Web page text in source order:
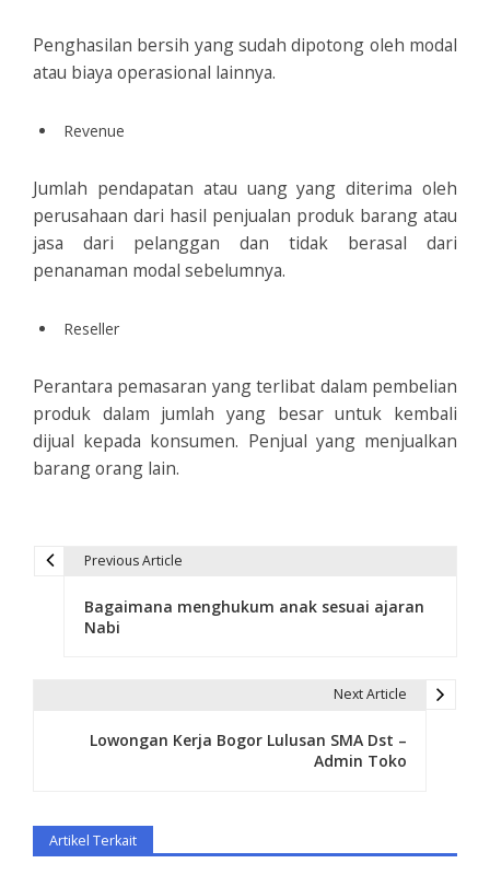
Penghasilan bersih yang sudah dipotong oleh modal
atau biaya operasional lainnya.
Revenue
Jumlah pendapatan atau uang yang diterima oleh
perusahaan dari hasil penjualan produk barang atau
jasa dari pelanggan dan tidak berasal dari
penanaman modal sebelumnya.
Reseller
Perantara pemasaran yang terlibat dalam pembelian
produk dalam jumlah yang besar untuk kembali
dijual kepada konsumen. Penjual yang menjualkan
barang orang lain.
v
i
Previous Article
Bagaimana menghukum anak sesuai ajaran
Nabi
Next Article
Lowongan Kerja Bogor Lulusan SMA Dst –
Admin Toko
Artikel Terkait